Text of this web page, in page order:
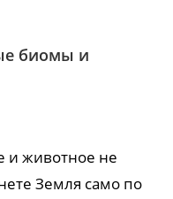
биомы и
и животное не
Земля само по